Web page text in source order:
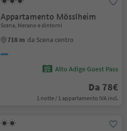
Appartamento Mösslheim
Scena, Merano e dintorni
718 m da Scena centro
Alto Adige Guest Pass
Da 78€
1 notte / 1 appartamento IVA incl.